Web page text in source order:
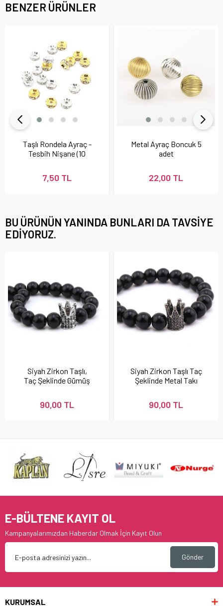
BENZER ÜRÜNLER
Taşlı Rondela Ayraç -
Tesbih Nişane (10
7,50 TL
Metal Ayraç Boncuk 5
adet
22,00 TL
BU ÜRÜNÜN YANINDA BUNLARI DA TAVSIYE
EDIYORUZ.
Siyah Zirkon Taşlı,
Taç Şeklinde Gümüş
90,00 TL
Siyah Zirkon Taşlı Taç
Şeklinde Metal Takı
90,00 TL
E-BÜLTENE KAYIT OL
Kampanyalarımızdan Haberdar Olmak İçin Kayıt Olun
Gönder
KURUMSAL